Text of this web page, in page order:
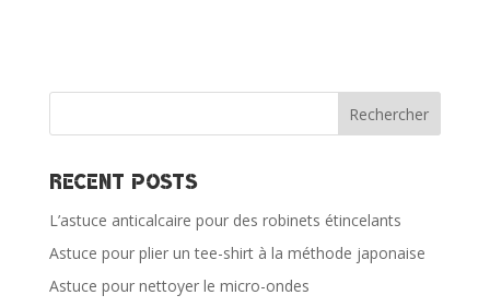
Rechercher
Recent Posts
L’astuce anticalcaire pour des robinets étincelants
Astuce pour plier un tee-shirt à la méthode japonaise
Astuce pour nettoyer le micro-ondes